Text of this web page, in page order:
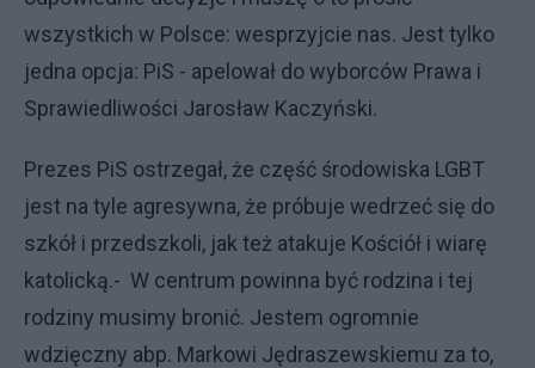
wszystkich w Polsce: wesprzyjcie nas. Jest tylko
jedna opcja: PiS - apelował do wyborców Prawa i
Sprawiedliwości Jarosław Kaczyński.
Prezes PiS ostrzegał, że część środowiska LGBT
jest na tyle agresywna, że próbuje wedrzeć się do
szkół i przedszkoli, jak też atakuje Kościół i wiarę
katolicką.- W centrum powinna być rodzina i tej
rodziny musimy bronić. Jestem ogromnie
wdzięczny abp. Markowi Jędraszewskiemu za to,